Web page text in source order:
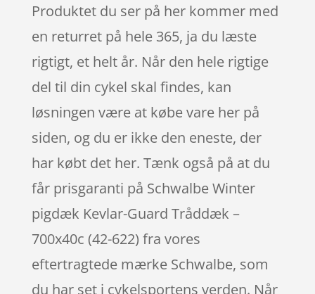
Produktet du ser på her kommer med
en returret på hele 365, ja du læste
rigtigt, et helt år. Når den hele rigtige
del til din cykel skal findes, kan
løsningen være at købe vare her på
siden, og du er ikke den eneste, der
har købt det her. Tænk også på at du
får prisgaranti på Schwalbe Winter
pigdæk Kevlar-Guard Tråddæk –
700x40c (42-622) fra vores
eftertragtede mærke Schwalbe, som
du har set i cykelsportens verden. Når